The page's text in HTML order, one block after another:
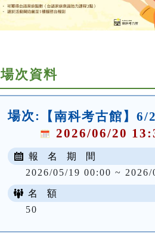
場次資料
場次:
【南科考古館】
2026/06/20
報 名 期 間
2026/05/19 00:00 ~ 2026/
名 額
50